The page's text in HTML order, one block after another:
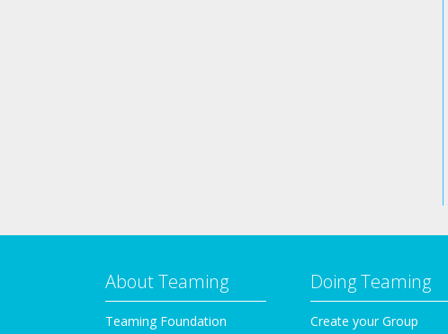
About Teaming
Teaming Foundation
Doing Teaming
Create your Group